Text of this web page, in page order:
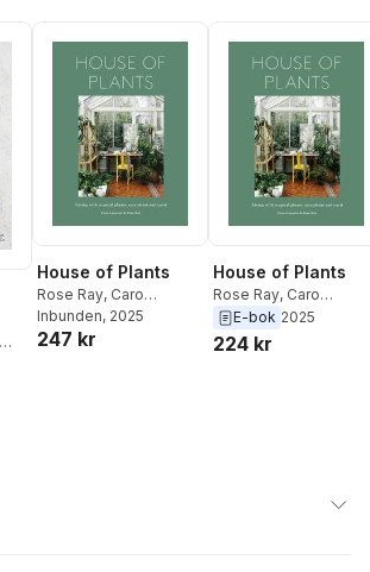
House of Plants
Rose Ray, Caro
Langton
Inbunden, 2025
247 kr
House of Plants
Rose Ray, Caro
Langton
E-bok 2025
224 kr